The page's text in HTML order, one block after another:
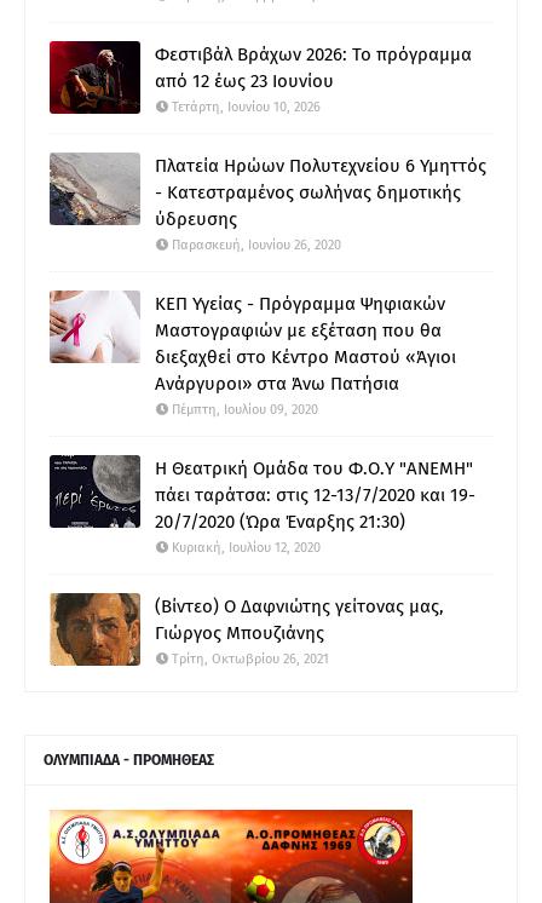
Φεστιβάλ Βράχων 2026: Το πρόγραμμα
από 12 έως 23 Ιουνίου
Τετάρτη, Ιουνίου 10, 2026
Πλατεία Ηρώων Πολυτεχνείου 6 Υμηττός
- Κατεστραμένος σωλήνας δημοτικής
ύδρευσης
Παρασκευή, Ιουνίου 26, 2020
ΚΕΠ Υγείας - Πρόγραμμα Ψηφιακών
Μαστογραφιών με εξέταση που θα
διεξαχθεί στο Κέντρο Μαστού «Άγιοι
Ανάργυροι» στα Άνω Πατήσια
Πέμπτη, Ιουλίου 09, 2020
Η Θεατρική Ομάδα του Φ.Ο.Υ "ΑΝΕΜΗ"
πάει ταράτσα: στις 12-13/7/2020 και 19-
20/7/2020 (Ώρα Έναρξης 21:30)
Κυριακή, Ιουλίου 12, 2020
(Βίντεο) Ο Δαφνιώτης γείτονας μας,
Γιώργος Μπουζιάνης
Τρίτη, Οκτωβρίου 26, 2021
ΟΛΥΜΠΙΑΔΑ - ΠΡΟΜΗΘΕΑΣ